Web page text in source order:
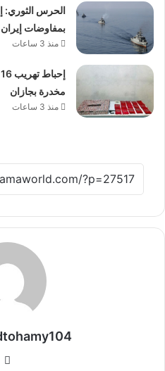
الحرس الثوري:
بمفاوضات
منذ 3 ساعات
مخدرة بجازان
منذ 3 ساعات